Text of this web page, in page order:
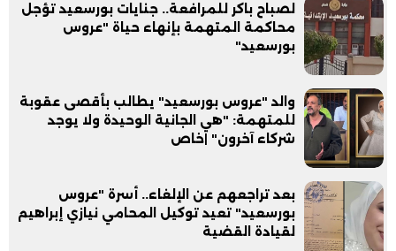
لصباح باكر للمرافعة.. جنايات بورسعيد تؤجل
محاكمة المتهمة بإنهاء حياة "عروس
بورسعيد"
والد "عروس بورسعيد" يطالب بأقصى عقوبة
للمتهمة: "هي الجانية الوحيدة ولا يوجد
شركاء آخرون" |خاص
بعد تراجعهم عن الإلغاء.. أسرة "عروس
بورسعيد" تعيد توكيل المحامي نيازي إبراهيم
لقيادة القضية